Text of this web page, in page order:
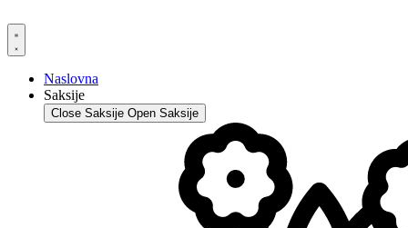
to
content
Naslovna
Saksije
Close Saksije Open Saksije